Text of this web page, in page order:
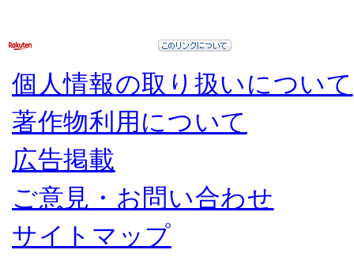
個人情報の取り扱いについて
著作物利用について
広告掲載
ご意見・お問い合わせ
サイトマップ